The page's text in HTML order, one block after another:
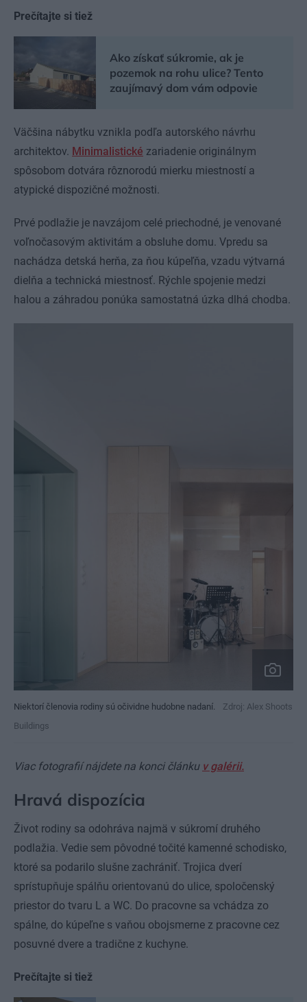
Prečítajte si tiež
Ako získať súkromie, ak je
pozemok na rohu ulice? Tento
zaujímavý dom vám odpovie
Väčšina nábytku vznikla podľa autorského návrhu
architektov. Minimalistické zariadenie originálnym
spôsobom dotvára rôznorodú mierku miestností a
atypické dispozičné možnosti.
Prvé podlažie je navzájom celé priechodné, je venované
voľnočasovým aktivitám a obsluhe domu. Vpredu sa
nachádza detská herňa, za ňou kúpeľňa, vzadu výtvarná
dielňa a technická miestnosť. Rýchle spojenie medzi
halou a záhradou ponúka samostatná úzka dlhá chodba.
Niektorí členovia rodiny sú očividne hudobne nadaní.
Zdroj: Alex Shoots
Buildings
Viac fotografií nájdete na konci článku v galérii.
Hravá dispozícia
Život rodiny sa odohráva najmä v súkromí druhého
podlažia. Vedie sem pôvodné točité kamenné schodisko,
ktoré sa podarilo slušne zachrániť. Trojica dverí
sprístupňuje spálňu orientovanú do ulice, spoločenský
priestor do tvaru L a WC. Do pracovne sa vchádza zo
spálne, do kúpeľne s vaňou obojsmerne z pracovne cez
posuvné dvere a tradične z kuchyne.
Prečítajte si tiež